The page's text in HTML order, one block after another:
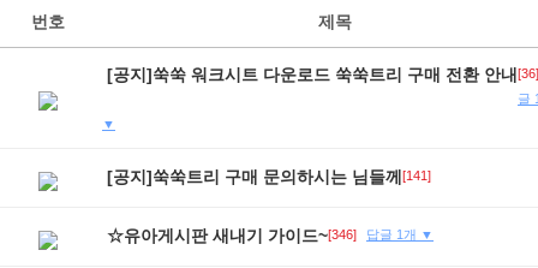
번호 제목
[공지]쑥쑥 워크시트 다운로드 쑥쑥트리 구매 전환 안내 [36]
글
▼
[공지]쑥쑥트리 구매 문의하시는 님들께 [141]
☆유아게시판 새내기 가이드~[346] 답글 1개 ▼